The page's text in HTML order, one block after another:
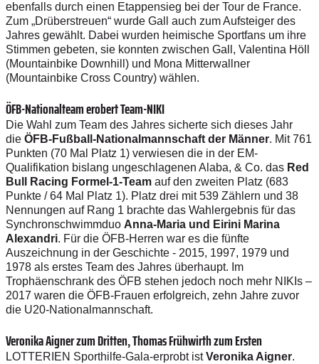
ebenfalls durch einen Etappensieg bei der Tour de France.
Zum „Drüberstreuen“ wurde Gall auch zum Aufsteiger des
Jahres gewählt. Dabei wurden heimische Sportfans um ihre
Stimmen gebeten, sie konnten zwischen Gall, Valentina Höll
(Mountainbike Downhill) und Mona Mitterwallner
(Mountainbike Cross Country) wählen.
ÖFB-Nationalteam erobert Team-NIKI
Die Wahl zum Team des Jahres sicherte sich dieses Jahr
die ÖFB-Fußball-Nationalmannschaft der Männer. Mit 761
Punkten (70 Mal Platz 1) verwiesen die in der EM-
Qualifikation bislang ungeschlagenen Alaba, & Co. das Red
Bull Racing Formel-1-Team auf den zweiten Platz (683
Punkte / 64 Mal Platz 1). Platz drei mit 539 Zählern und 38
Nennungen auf Rang 1 brachte das Wahlergebnis für das
Synchronschwimmduo Anna-Maria und Eirini Marina
Alexandri. Für die ÖFB-Herren war es die fünfte
Auszeichnung in der Geschichte - 2015, 1997, 1979 und
1978 als erstes Team des Jahres überhaupt. Im
Trophäenschrank des ÖFB stehen jedoch noch mehr NIKIs –
2017 waren die ÖFB-Frauen erfolgreich, zehn Jahre zuvor
die U20-Nationalmannschaft.
Veronika Aigner zum Dritten, Thomas Frühwirth zum Ersten
LOTTERIEN Sporthilfe-Gala-erprobt istVeronika Aigner.